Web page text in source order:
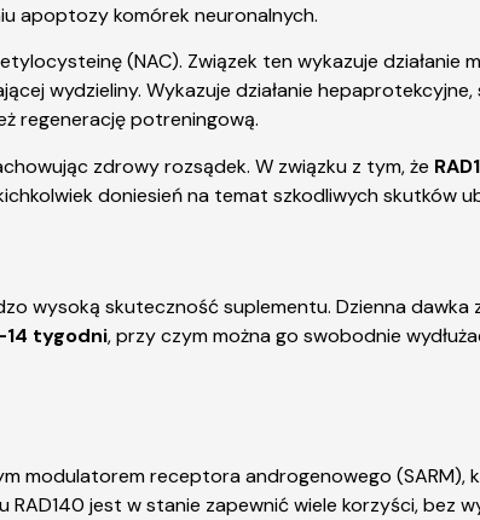
apoptozy komórek neuronalnych.
(NAC). Związek ten wykazuje
wydzieliny. Wykazuje działanie
regenerację potreningową.
zdrowy rozsądek. W związku z tym, że
doniesień na temat szkodliwych skutków
wysoką skuteczność suplementu. Dzienna
14 tygodni, przy czym można go swobodnie
modulatorem receptora androgenowego
jest w stanie zapewnić wiele korzyści, bez